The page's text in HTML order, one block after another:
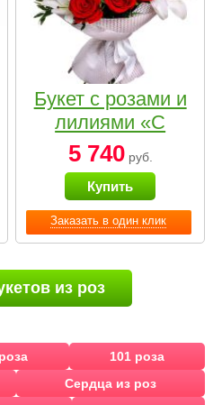
Заказать в один клик
Букет с розами и
лилиями «С
наилучшими
пожеланиями»
5 740руб.
Купить
из роз
101 роза
Сердца из роз